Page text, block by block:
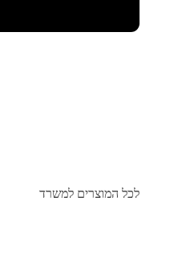
לכל המוצרים למשרד